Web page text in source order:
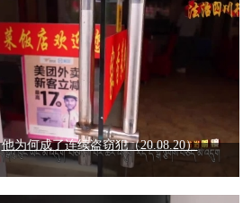
他为何成了连续盗窃犯（20.08.20）